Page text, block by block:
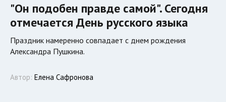
"Он подобен правде самой". Сегодня
отмечается День русского языка
Праздник намеренно совпадает с днем рождения
Александра Пушкина.
Автор: Елена Сафронова